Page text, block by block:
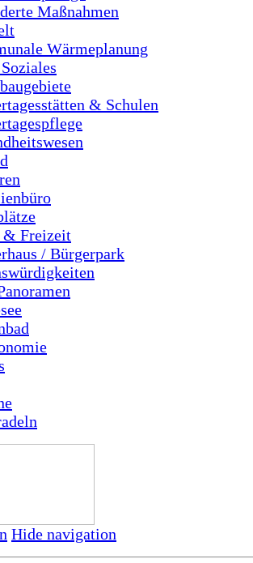
Maßnahmen
Wärmeplanung
& Schulen
& Freizeit
/ Bürgerpark
Hide navigation